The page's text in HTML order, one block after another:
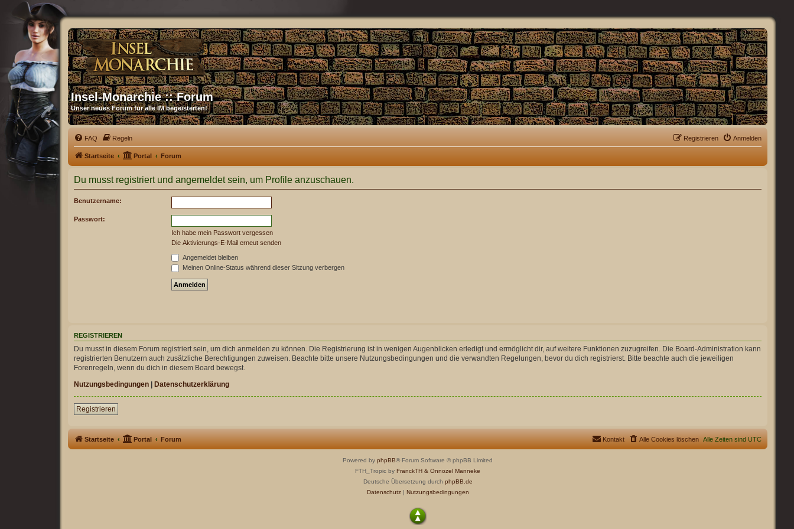
Insel-Monarchie :: Forum
Unser neues Forum für alle IM begeisterten!
FAQ Regeln Anmelden
Registrieren
Startseite Portal Forum
Du musst registriert und angemeldet sein, um Profile anzuschauen.
Benutzername:
Passwort:
Ich habe mein Passwort vergessen
Die Aktivierungs-E-Mail erneut senden
Angemeldet bleiben
Meinen Online-Status während dieser Sitzung verbergen
REGISTRIEREN
Du musst in diesem Forum registriert sein, um dich anmelden zu können. Die Registrierung ist in wenigen Augenblicken erledigt und ermöglicht dir, auf weitere Funktionen zuzugreifen. Die Board-Administration kann
registrierten Benutzern auch zusätzliche Berechtigungen zuweisen. Beachte bitte unsere Nutzungsbedingungen und die verwandten Regelungen, bevor du dich registrierst. Bitte beachte auch die jeweiligen
Forenregeln, wenn du dich in diesem Board bewegst.
Nutzungsbedingungen
Datenschutzerklärung
Registrieren
Startseite Portal Forum Alle Zeiten sind UTC
Alle Cookies löschen
Kontakt
Powered by phpBB® Forum Software © phpBB Limited
FTH_Tropic by FranckTH & Onnozel Manneke
Deutsche Übersetzung durch phpBB.de
Datenschutz| Nutzungsbedingungen